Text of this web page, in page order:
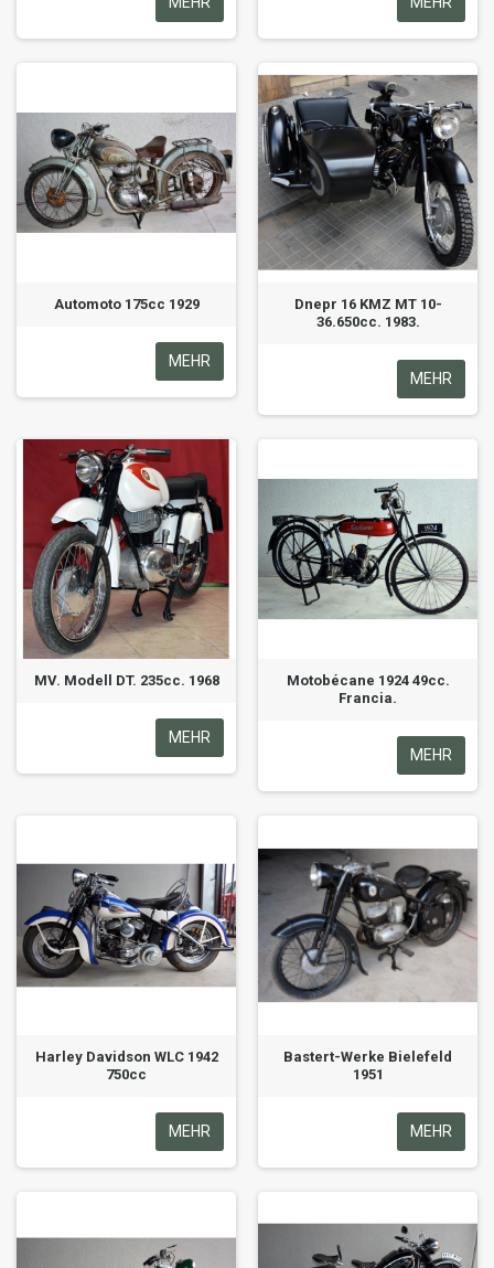
Automoto 175cc 1929
MEHR
Dnepr 16 KMZ MT 10-
36.650cc. 1983.
MEHR
MV. Modell DT. 235cc. 1968
MEHR
Motobécane 1924 49cc.
Francia.
MEHR
Harley Davidson WLC 1942
750cc
MEHR
Bastert-Werke Bielefeld
1951
MEHR